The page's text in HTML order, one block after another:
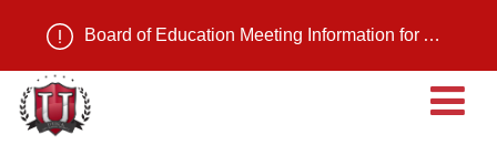
Board of Education Meeting Information for August 11, 2026
เ